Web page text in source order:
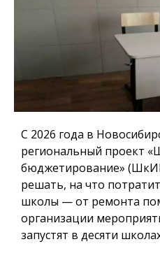
С 2026 года в
региональный проект
бюджетирование»
решать, на что
школы — от ремонта
организации
запустят в десяти